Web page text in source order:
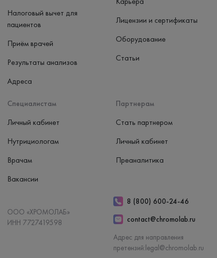
Налоговый вычет для
пациентов
Приём врачей
Результаты анализов
Адреса
Специалистам
Личный кабинет
Нутрициологам
Врачам
Вакансии
Партнерам
Стать партнером
Личный кабинет
Преаналитика
Лицензии и сертификаты
Оборудование
Статьи
ООО «ХРОМОЛАБ»
ИНН 7727419598
8 (800) 600-24-46
contact@chromolab.ru
Адрес для направления
претензий:legal@chromolab.ru